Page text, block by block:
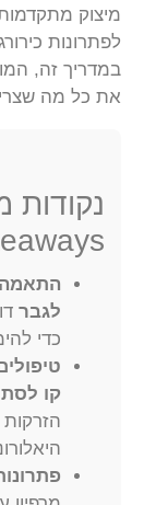
לפתרונות
במדריך זה,
את כל מה
התאמה
לגבר
כדי
קו לסת
הזרקות